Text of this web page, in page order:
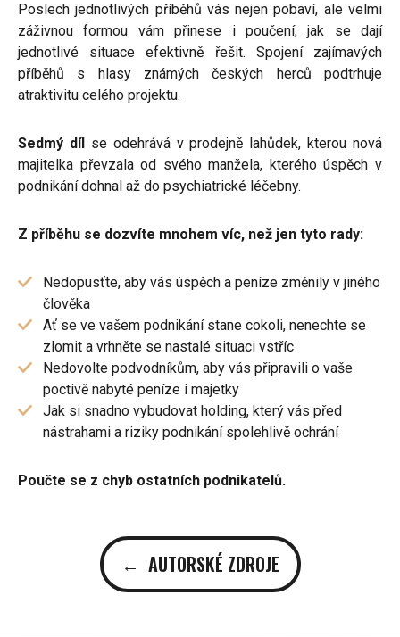
Poslech jednotlivých příběhů vás nejen pobaví, ale velmi
záživnou formou vám přinese i poučení, jak se dají
jednotlivé situace efektivně řešit. Spojení zajímavých
příběhů s hlasy známých českých herců podtrhuje
atraktivitu celého projektu.
Sedmý dílse odehrává v prodejně lahůdek, kterou nová
majitelka převzala od svého manžela, kterého úspěch v
podnikání dohnal až do psychiatrické léčebny.
Z příběhu se dozvíte mnohem víc, než jen tyto rady:
Nedopusťte, aby vás úspěch a peníze změnily v jiného
člověka
Ať se ve vašem podnikání stane cokoli, nenechte se
zlomit a vrhněte se nastalé situaci vstříc
Nedovolte podvodníkům, aby vás připravili o vaše
poctivě nabyté peníze i majetky
Jak si snadno vybudovat holding, který vás před
nástrahami a riziky podnikání spolehlivě ochrání
Poučte se z chyb ostatních podnikatelů.
← AUTORSKÉ ZDROJE